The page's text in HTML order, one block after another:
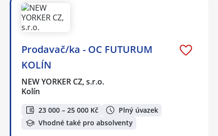
Prodavač/ka - OC FUTURUM
KOLÍN
NEW YORKER CZ, s.r.o.
Kolín
23 000 – 25 000 Kč
Plný úvazek
Vhodné také pro absolventy